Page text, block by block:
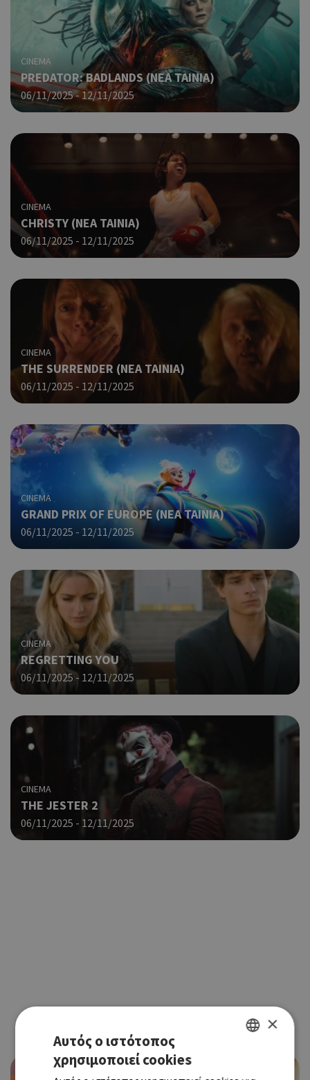
CINEMA
PREDATOR: BADLANDS (ΝΕΑ ΤΑΙΝΙΑ)
06/11/2025 - 12/11/2025
CINEMA
CHRISTY (ΝΕΑ ΤΑΙΝΙΑ)
06/11/2025 - 12/11/2025
CINEMA
THE SURRENDER (ΝΕΑ ΤΑΙΝΙΑ)
06/11/2025 - 12/11/2025
CINEMA
GRAND PRIX OF EUROPE (ΝΕΑ ΤΑΙΝΙΑ)
06/11/2025 - 12/11/2025
CINEMA
REGRETTING YOU
06/11/2025 - 12/11/2025
CINEMA
THE JESTER 2
06/11/2025 - 12/11/2025
×
Αυτός ο ιστότοπος
χρησιμοποιεί cookies